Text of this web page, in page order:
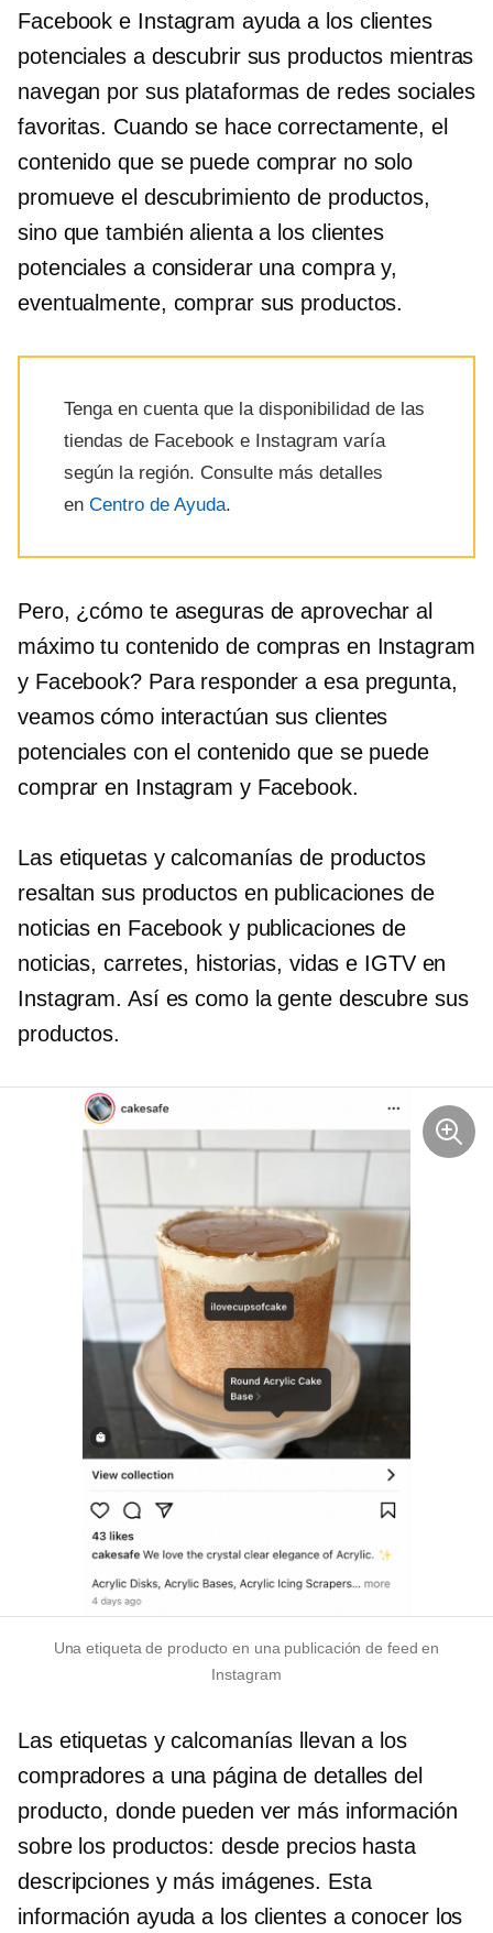
Facebook e Instagram ayuda a los clientes
potenciales a descubrir sus productos mientras
navegan por sus plataformas de redes sociales
favoritas. Cuando se hace correctamente, el
contenido que se puede comprar no solo
promueve el descubrimiento de productos,
sino que también alienta a los clientes
potenciales a considerar una compra y,
eventualmente, comprar sus productos.
Tenga en cuenta que la disponibilidad de las
tiendas de Facebook e Instagram varía
según la región. Consulte más detalles
en Centro de Ayuda.
Pero, ¿cómo te aseguras de aprovechar al
máximo tu contenido de compras en Instagram
y Facebook? Para responder a esa pregunta,
veamos cómo interactúan sus clientes
potenciales con el contenido que se puede
comprar en Instagram y Facebook.
Las etiquetas y calcomanías de productos
resaltan sus productos en publicaciones de
noticias en Facebook y publicaciones de
noticias, carretes, historias, vidas e IGTV en
Instagram. Así es como la gente descubre sus
productos.
Una etiqueta de producto en una publicación de feed en
Instagram
Las etiquetas y calcomanías llevan a los
compradores a una página de detalles del
producto, donde pueden ver más información
sobre los productos: desde precios hasta
descripciones y más imágenes. Esta
información ayuda a los clientes a conocer los